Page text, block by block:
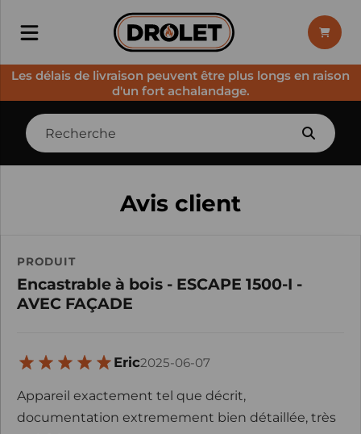
Les délais de livraison peuvent être plus longs en raison
d'un fort achalandage.
Avis client
PRODUIT
Encastrable à bois - ESCAPE 1500-I -
AVEC FAÇADE
Eric2025-06-07
Appareil exactement tel que décrit,
documentation extremement bien détaillée, très